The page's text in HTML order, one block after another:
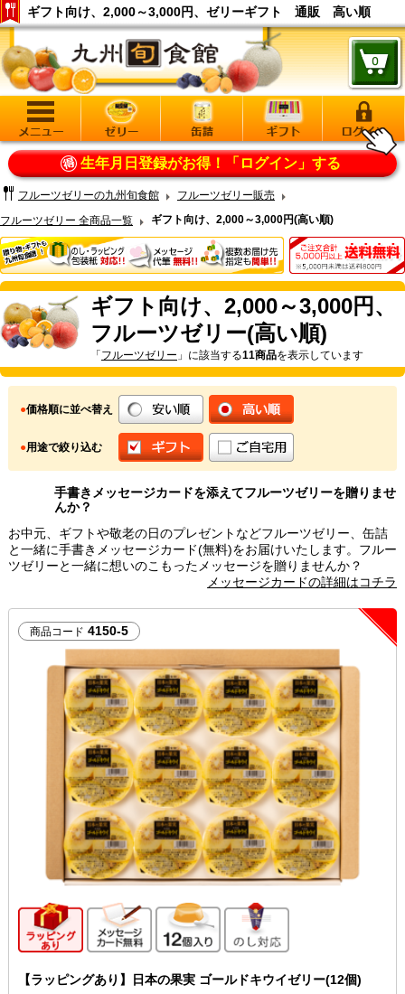
ギフト向け、2,000～3,000円、ゼリーギフト 通販 高い順
生年月日登録がお得！ 「ログイン」する
フルーツゼリーの九州旬食館
フルーツゼリー販売
フルーツゼリー 全商品一覧
ギフト向け、2,000～3,000円(高い順)
ギフト向け、2,000～3,000円、
フルーツゼリー(高い順)
「フルーツゼリー 」に該当する11商品を表示しています
●価格順に並べ替え
●用途で絞り込む
手書きメッセージカードを添えてフルーツゼリーを贈りませ
んか？
お中元、ギフトや敬老の日のプレゼントなどフルーツゼリー、缶詰
と一緒に手書きメッセージカード(無料)をお届けいたします。フルー
ツゼリーと一緒に想いのこもったメッセージを贈りませんか？
メッセージカードの詳細はコチラ
商品コード 4150-5
ギフト向け商品メッセージカード無料
12個入り のし対応
【ラッピングあり】日本の果実 ゴールドキウイゼリー(12個)